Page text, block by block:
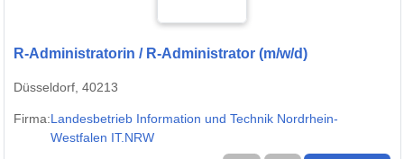
R-Administratorin / R-Administrator (m/w/d)
Düsseldorf, 40213
Firma:Landesbetrieb Information und Technik Nordrhein-
Westfalen IT.NRW